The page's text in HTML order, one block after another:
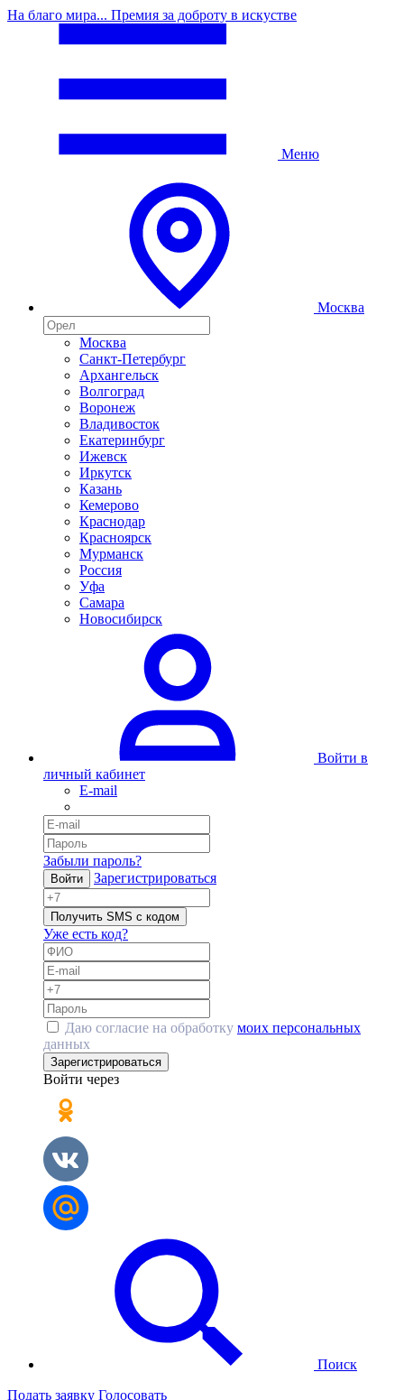
На благо мира... Премия за доброту в искустве
Меню
Москва
Москва
Санкт-Петербург
Архангельск
Волгоград
Воронеж
Владивосток
Екатеринбург
Ижевск
Иркутск
Казань
Кемерово
Краснодар
Красноярск
Мурманск
Россия
Уфа
Самара
Новосибирск
Войти в
личный кабинет
E-mail
Забыли пароль?
Войти Зарегистрироваться
Получить SMS с кодом
Уже есть код?
Даю согласие на обработку моих персональных
данных
Зарегистрироваться
Войти через
Поиск
Подать заявку Голосовать